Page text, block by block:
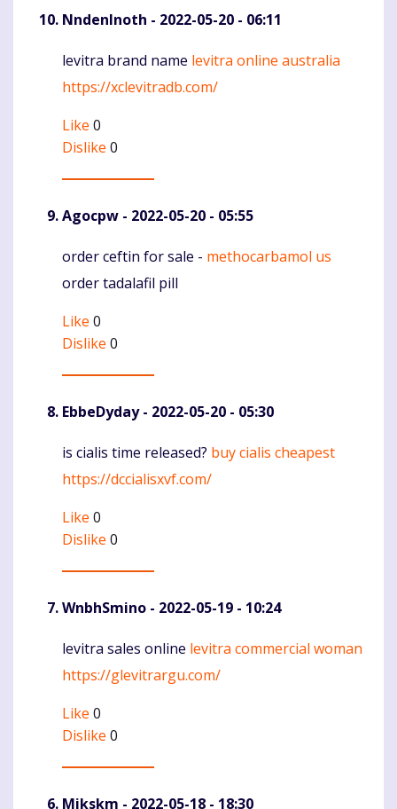
NndenInoth - 2022-05-20 - 06:11
Komentaras
levitra brand name levitra online australia
https://xclevitradb.com/
Like 0
Dislike 0
Agocpw - 2022-05-20 - 05:55
Komentaras
order ceftin for sale - methocarbamol us
order tadalafil pill
Like 0
Dislike 0
EbbeDyday- 2022-05-20 - 05:30
Komentaras
is cialis time released? buy cialis cheapest
https://dccialisxvf.com/
Like 0
Dislike 0
WnbhSmino - 2022-05-19 - 10:24
Komentaras
levitra sales online levitra commercial woman
https://glevitrargu.com/
Like 0
Dislike 0
Mikskm - 2022-05-18 - 18:30